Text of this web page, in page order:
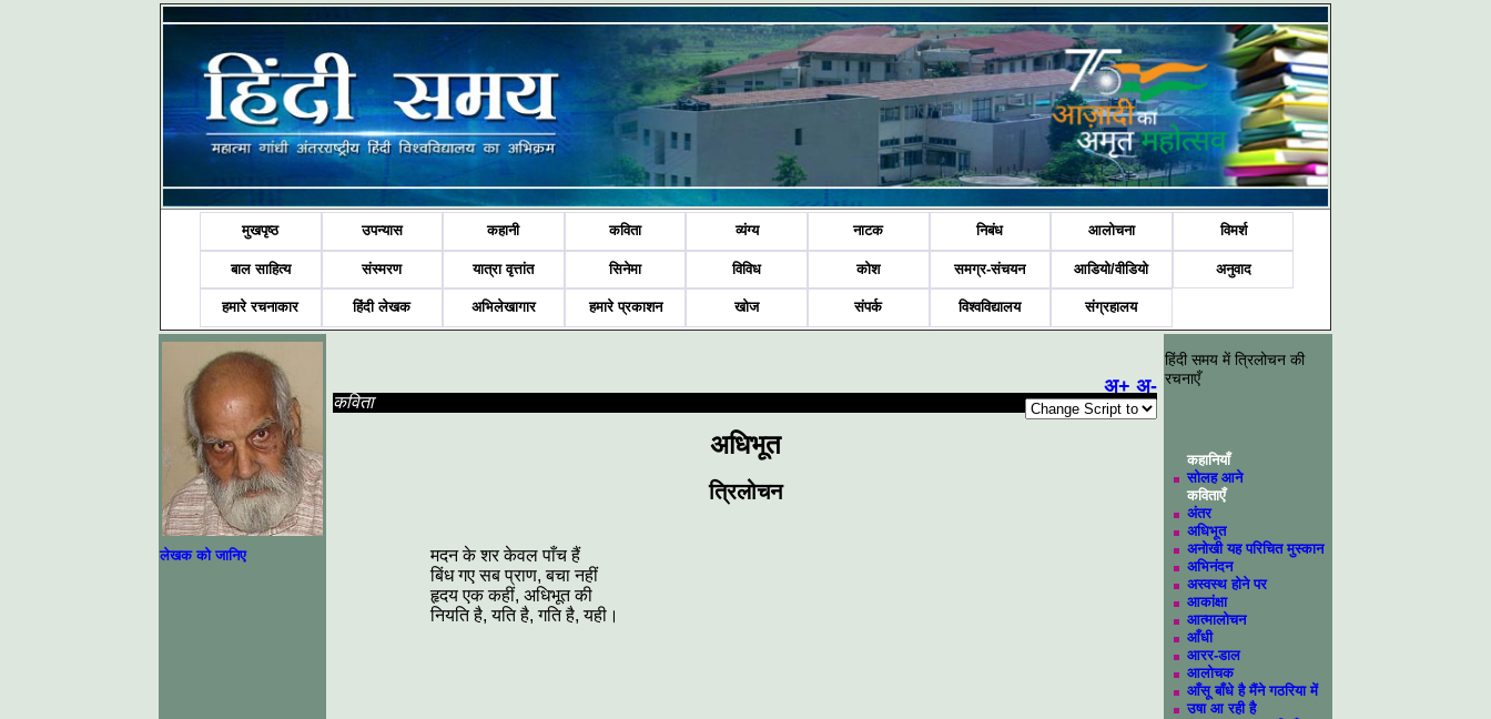
मुखपृष्ठ उपन्यास कहानी कविता व्यंग्य नाटक निबंध आलोचना विमर्श
बाल साहित्य संस्मरण यात्रा वृत्तांत सिनेमा विविध कोश समग्र-संचयन आडियो/वीडियो अनुवाद
हमारे रचनाकार हिंदी लेखक अभिलेखागार हमारे प्रकाशन खोज संपर्क विश्वविद्यालय संग्रहालय
लेखक को जानिए
अ+ अ-
कविता
अधिभूत
त्रिलोचन
मदन के शर केवल पाँच हैं
बिंध गए सब प्राण, बचा नहीं
हृदय एक कहीं, अधिभूत की
नियति है, यति है, गति है, यही।
हिंदी समय में त्रिलोचन की
रचनाएँ
कहानियाँ
सोलह आने
कविताएँ
अंतर
अधिभूत
अनोखी यह परिचित मुस्कान
अभिनंदन
अस्वस्थ होने पर
आकांक्षा
आत्मालोचन
आँधी
आरर-डाल
आलोचक
आँसू बाँधे है मैंने गठरिया में
उषा आ रही है